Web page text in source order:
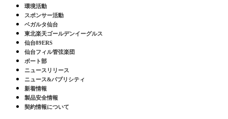
環境活動
スポンサー活動
ベガルタ仙台
東北楽天ゴールデンイーグルス
仙台89ERS
仙台フィル管弦楽団
ボート部
ニュースリリース
ニュース&パブリシティ
新着情報
製品安全情報
契約情報について